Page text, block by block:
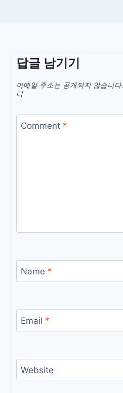
답글 남기기
이메일 주소는 공개되지 않습니다.
다
Comment *
Name *
Email *
Website